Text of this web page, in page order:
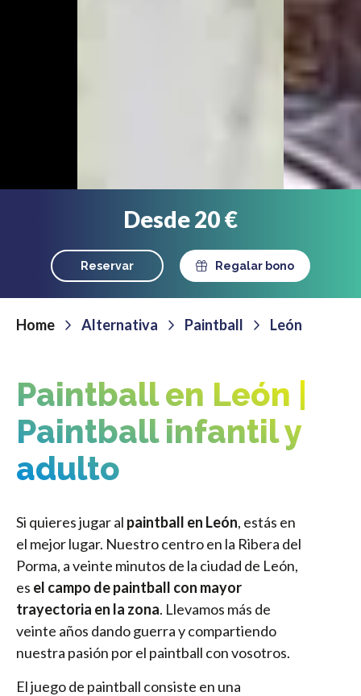
Desde 20 €
Reservar Regalar bono
Home Alternativa Paintball León
Paintball en León |
Paintball infantil y
adulto
Si quieres jugar al paintball en León, estás en
el mejor lugar. Nuestro centro en la Ribera del
Porma, a veinte minutos de la ciudad de León,
es el campo de paintball con mayor
trayectoria en la zona. Llevamos más de
veinte años dando guerra y compartiendo
nuestra pasión por el paintball con vosotros.
El juego de paintball consiste en una